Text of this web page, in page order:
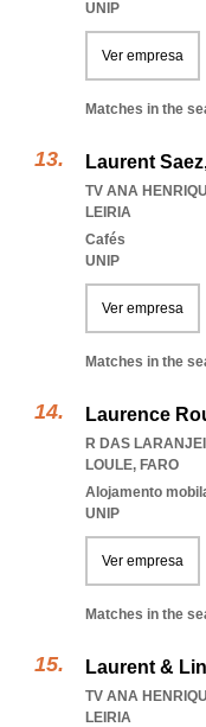
UNIP
Ver empresa
Matches in the
Laurent
TV ANA
LEIRIA
Cafés
UNIP
Ver empresa
Matches in the
Laurence
R DAS
LOULE, FARO
Alojamento
UNIP
Ver empresa
Matches in the
Laurent &
TV ANA
LEIRIA